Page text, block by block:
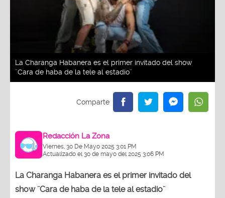
La Charanga Habanera es el primer invitado del show
¨Cara de haba de la tele al estadio¨
Redacción La Zona
Viernes, 30 De Mayo 2025 3:01 PM
Actualizado el 30 de mayo del 2025 3:06 PM
La Charanga Habanera es el primer invitado del
show ¨Cara de haba de la tele al estadio¨